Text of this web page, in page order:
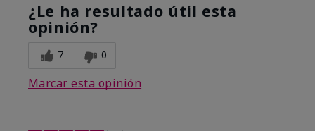
¿Le ha resultado útil esta
opinión?
7 0
Marcar esta opinión